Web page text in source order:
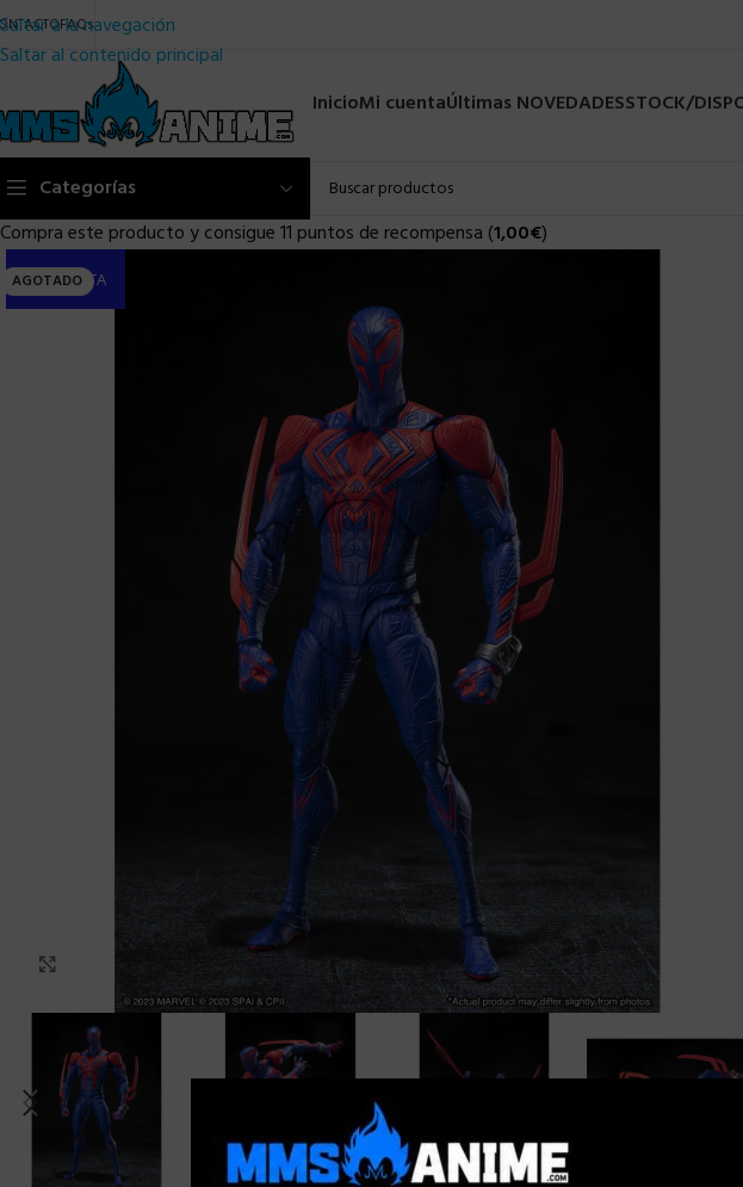
Saltar a la navegación
Saltar al contenido principal
FAQs
InicioMi cuentaÚltimas NOVEDADESSTOCK/
Categorías
Compra este producto y consigue 11 puntos de recompensa (1,00€)
AGOTADO
PRE-VENTA
Clic para ampliar